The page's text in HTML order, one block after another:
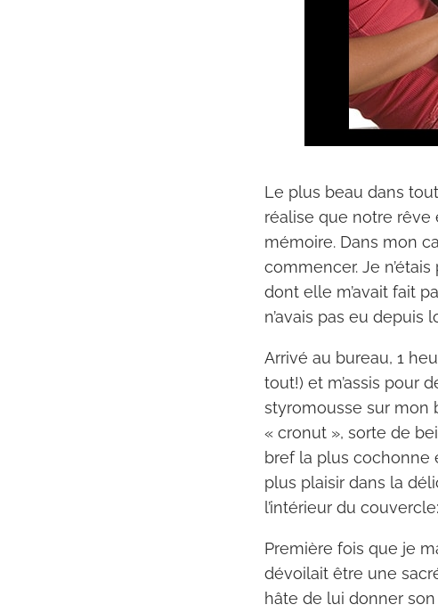
Le plus beau dans
réalise que notre rêve
mémoire. Dans mon
commencer. Je
dont elle m’avait fait
n’avais pas eu
Arrivé au bureau, 1
tout!) et m’assis pour
styromousse sur mon
« cronut », sorte de
bref la plus cochonne
plus plaisir dans la
l’intérieur du couvercle:
Première fois que je
dévoilait être une
hâte de lui donner